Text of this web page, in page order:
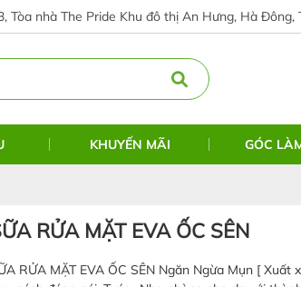
Tòa nhà The Pride Khu đô thị An Hưng, Hà Đông,
KHUYẾN MÃI GÓC
RỬA MẶT EVA ỐC SÊN
RỬA MẶT EVA ỐC SÊN Ngăn Ngừa Mụn [